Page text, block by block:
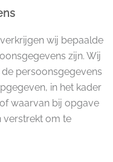
wij bepaalde
zijn. Wij
persoonsgegevens
in het kader
waarvan bij opgave
verstrekt om te